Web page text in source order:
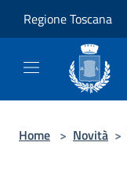
Regione Toscana
Home > Novità >